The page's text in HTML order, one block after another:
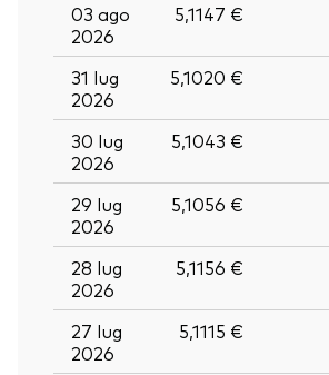
03 ago
2026
5,1147 €
31 lug
2026
5,1020 €
30 lug
2026
5,1043 €
29 lug
2026
5,1056 €
28 lug
2026
5,1156 €
27 lug
2026
5,1115 €